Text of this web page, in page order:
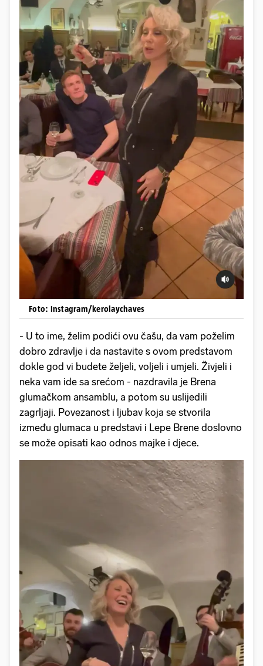
Foto: Instagram/kerolaychaves
- U to ime, želim podići ovu čašu, da vam poželim
dobro zdravlje i da nastavite s ovom predstavom
dokle god vi budete željeli, voljeli i umjeli. Živjeli i
neka vam ide sa srećom - nazdravila je Brena
glumačkom ansamblu, a potom su uslijedili
zagrljaji. Povezanost i ljubav koja se stvorila
između glumaca u predstavi i Lepe Brene doslovno
se može opisati kao odnos majke i djece.